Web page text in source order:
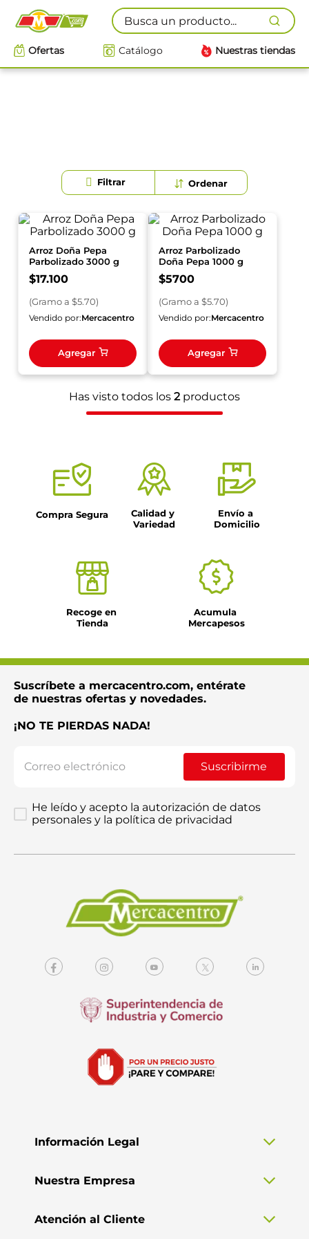
Busca un producto...
Ofertas Catálogo Nuestras tiendas
Arroz Doña Pepa
Parbolizado 3000 g
$17.100
(Gramoa $5.70)
Vendido por:Mercacentro
Agregar
Arroz Parbolizado
Doña Pepa 1000 g
$5700
(Gramoa $5.70)
Vendido por:Mercacentro
Agregar
Has visto todos los 2productos
Compra Segura
Calidad y
Variedad
Envío a
Domicilio
Recoge en
Tienda
Acumula
Mercapesos
Suscríbete a mercacentro.com, entérate
de nuestras ofertas y novedades.
¡NO TE PIERDAS NADA!
Suscribirme
He leído y acepto la autorización de datos
personales y la política de privacidad
Información Legal
Nuestra Empresa
Atención al Cliente